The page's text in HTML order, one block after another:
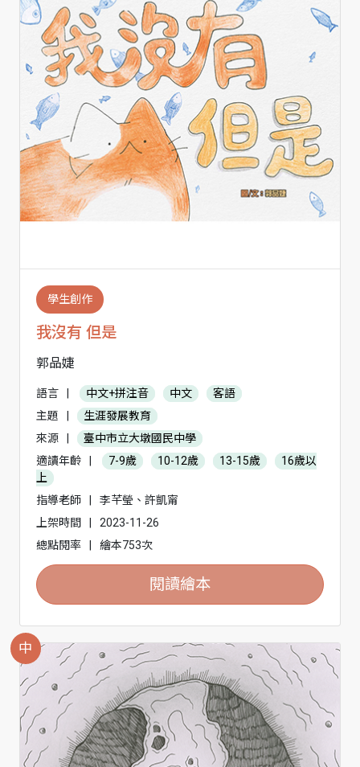
學生創作
我沒有 但是
郭品婕
語言 中文+拼注音 中文
客語
主題
生涯發展教育
來源
臺中市立大墩國民中學
適讀年齡
7-9歲 10-12歲 13-15歲
16歲以
上
指導老師
李芊瑩、許凱甯
上架時間
2023-11-26
總點閱率
繪本753次
閱讀繪本
中